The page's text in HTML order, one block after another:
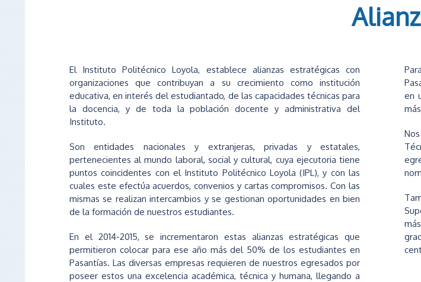
El Instituto Politécnico Loyola, establece alianzas estratégicas con
organizaciones que contribuyan a su crecimiento como institución
educativa, en interés del estudiantado, de las capacidades técnicas para
la docencia, y de toda la población docente y administrativa del
Instituto.
Son entidades nacionales y extranjeras, privadas y estatales,
pertenecientes al mundo laboral, social y cultural, cuya ejecutoria tiene
puntos coincidentes con el Instituto Politécnico Loyola (IPL), y con las
cuales este efectúa acuerdos, convenios y cartas compromisos. Con las
mismas se realizan intercambios y se gestionan oportunidades en bien
de la formación de nuestros estudiantes.
En el 2014-2015, se incrementaron estas alianzas estratégicas que
permitieron colocar para ese año más del 50% de los estudiantes en
Pasantías. Las diversas empresas requieren de nuestros egresados por
poseer estos una excelencia académica, técnica y humana, llegando a
en